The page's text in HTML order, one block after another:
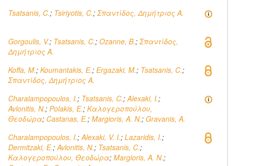
Tsatsanis, C.; Tsiriyotis, C.;Σπαντίδος, Δημήτριος Α.
Gorgoulis, V.; Tsatsanis, C.; Ozanne, B.;Σπαντίδος,
Δημήτριος Α.
Koffa, M.; Koumantakis, E.; Ergazaki, M.; Tsatsanis, C.;
Σπαντίδος, Δημήτριος Α.
Charalampopoulos, I.; Tsatsanis, C.;Alexaki, I.;
Avlonitis, N.; Polakis, E.; Καλογεροπούλου,
Θεοδώρα; Castanas, E.; Margioris, A. N.; Gravanis, A.
Charalampopoulos, I.;Alexaki, V. I.; Lazaridis, I.;
Dermitzaki, E.;Avlonitis, N.; Tsatsanis, C.;
Καλογεροπούλου, Θεοδώρα; Margioris, A. N.;